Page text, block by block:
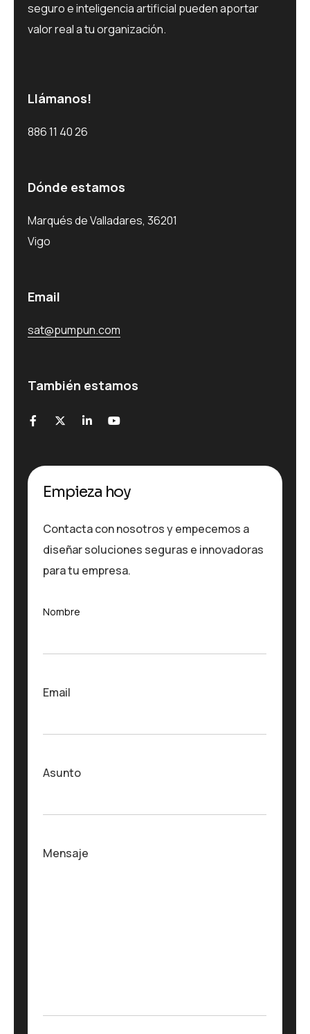
seguro e inteligencia artificial pueden aportar
valor real a tu organización.
Llámanos!
886 11 40 26
Dónde estamos
Marqués de Valladares, 36201
Vigo
Email
sat@pumpun.com
También estamos
Empieza hoy
Contacta con nosotros y empecemos a
diseñar soluciones seguras e innovadoras
para tu empresa.
Nombre
Nombre
Email
Asunto
Mensaje